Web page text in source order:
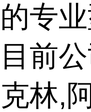
的专
目前
克林,